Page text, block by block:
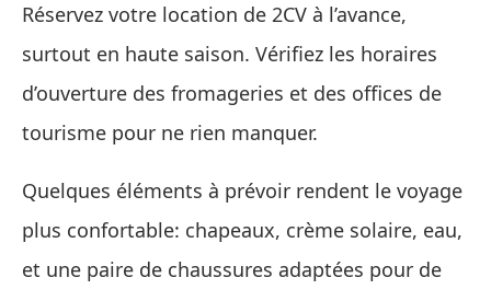
Réservez votre location de 2CV à l’avance,
surtout en haute saison. Vérifiez les horaires
d’ouverture des fromageries et des offices de
tourisme pour ne rien manquer.
Quelques éléments à prévoir rendent le voyage
plus confortable: chapeaux, crème solaire, eau,
et une paire de chaussures adaptées pour de